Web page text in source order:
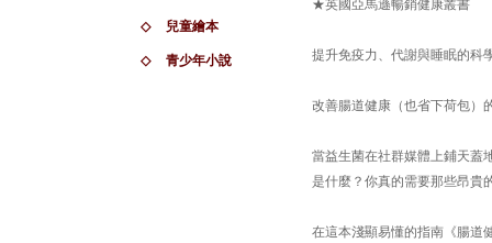
◇ 兒童繪本
◇ 青少年小說
★英國亞馬遜暢銷健康叢書
提升免疫力、代謝與睡眠的科
改善腸道健康（也省下荷包）
當益生菌在社群媒體上鋪天蓋
是什麼？你真的需要那些昂貴
在這本淺顯易懂的指南《腸道